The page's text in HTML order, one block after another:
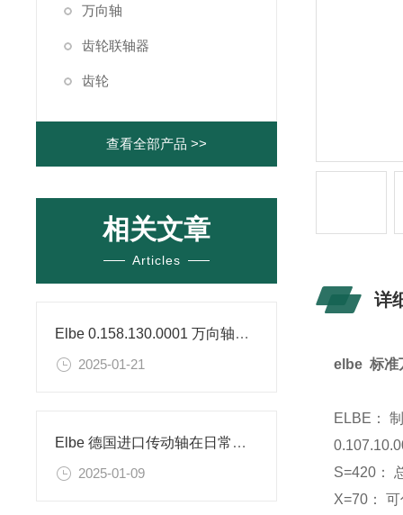
万向轴
齿轮联轴器
齿轮
查看全部产品 >>
相关文章
Articles
Elbe 0.158.130.0001 万向轴是否能用于冷端输出
2025-01-21
Elbe 德国进口传动轴在日常应用中的维修保养
2025-01-09
详
elbe 标准
ELBE：
S=420：
X=70：